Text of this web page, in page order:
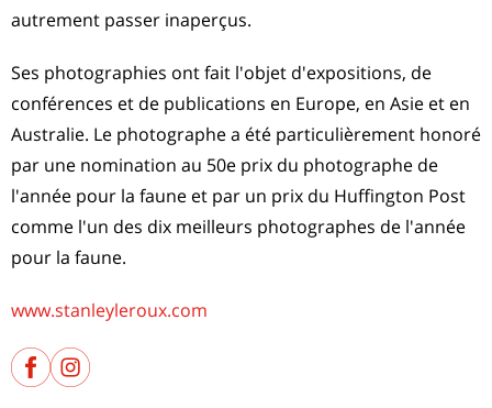
autrement passer inaperçus.
Ses photographies ont fait l'objet d'expositions, de
conférences et de publications en Europe, en Asie et en
Australie. Le photographe a été particulièrement honoré
par une nomination au 50e prix du photographe de
l'année pour la faune et par un prix du Huffington Post
comme l'un des dix meilleurs photographes de l'année
pour la faune.
www.stanleyleroux.com